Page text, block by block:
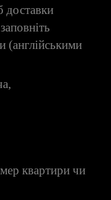
доставки
(англійськими
квартири чи